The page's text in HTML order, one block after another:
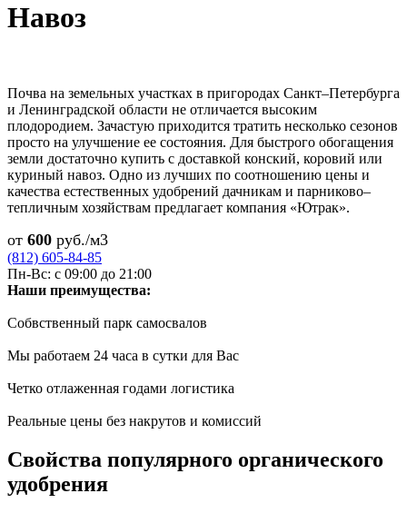
Навоз
Почва на земельных участках в пригородах Санкт–Петербурга
и Ленинградской области не отличается высоким
плодородием. Зачастую приходится тратить несколько сезонов
просто на улучшение ее состояния. Для быстрого обогащения
земли достаточно купить с доставкой конский, коровий или
куриный навоз. Одно из лучших по соотношению цены и
качества естественных удобрений дачникам и парниково–
тепличным хозяйствам предлагает компания «Ютрак».
от 600 руб./м3
(812) 605-84-85
Пн-Вс: с 09:00 до 21:00
Наши преимущества:
Собвственный парк самосвалов
Мы работаем 24 часа в сутки для Вас
Четко отлаженная годами логистика
Реальные цены без накрутов и комиссий
Свойства популярного органического
удобрения